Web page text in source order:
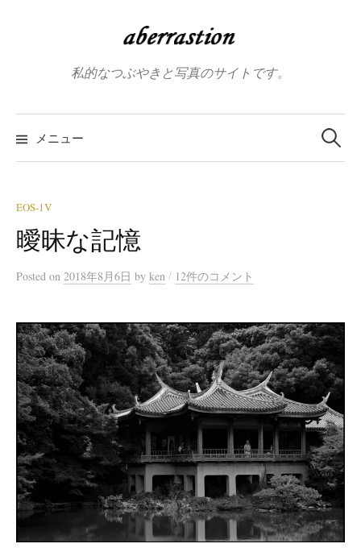
へ
ス
キ
プ
私的なつぶやきと写真のサイトです。
メニュー
検
索:
EOS-1V
曖昧な記憶
Posted on 2018年8月6日 by ken / 12件のコメント